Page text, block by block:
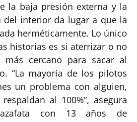
la baja presión externa y la
del interior da lugar a que la
herméticamente. Lo único
historias es si aterrizar o no
cercano para sacar al
“La mayoría de los pilotos
un problema con alguien,
al 100%”, asegura
con 13 años de